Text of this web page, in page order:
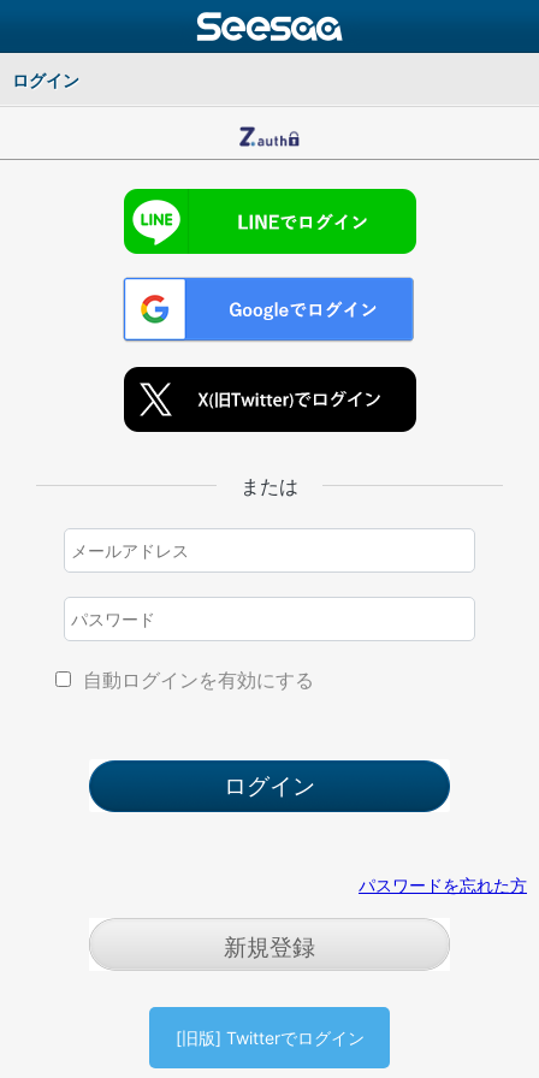
ログイン
または
自動ログインを有効にする
パスワードを忘れた方
新規登録
[旧版] Twitterでログイン